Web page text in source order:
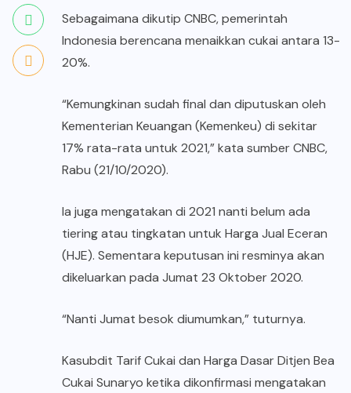
Sebagaimana dikutip CNBC, pemerintah
Indonesia berencana menaikkan cukai antara 13-
20%.
“Kemungkinan sudah final dan diputuskan oleh
Kementerian Keuangan (Kemenkeu) di sekitar
17% rata-rata untuk 2021,” kata sumber CNBC,
Rabu (21/10/2020).
Ia juga mengatakan di 2021 nanti belum ada
tiering atau tingkatan untuk Harga Jual Eceran
(HJE). Sementara keputusan ini resminya akan
dikeluarkan pada Jumat 23 Oktober 2020.
“Nanti Jumat besok diumumkan,” tuturnya.
Kasubdit Tarif Cukai dan Harga Dasar Ditjen Bea
Cukai Sunaryo ketika dikonfirmasi mengatakan